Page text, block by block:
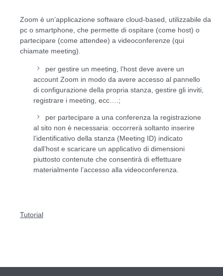
Zoom è un’applicazione software cloud-based, utilizzabile da
pc o smartphone, che permette di ospitare (come host) o
partecipare (come attendee) a videoconferenze (qui
chiamate meeting)
per gestire un meeting, l’host deve avere un
account Zoom in modo da avere accesso al pannello
di configurazione della propria stanza, gestire gli inviti,
registrare i meeting, ecc….;
per partecipare a una conferenza la registrazione
al sito non è necessaria: occorrerà soltanto inserire
l’identificativo della stanza (Meeting ID) indicato
dall’host e scaricare un applicativo di dimensioni
piuttosto contenute che consentirà di effettuare
materialmente l’accesso alla videoconferenza.
Tutorial